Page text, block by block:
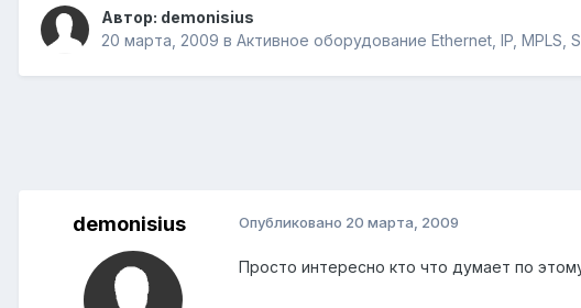
Автор: demonisius
20 марта, 2009 в Активное оборудование Ethernet, IP, MPLS,
demonisius Опубликовано 20 марта, 2009
Просто интересно кто что думает по